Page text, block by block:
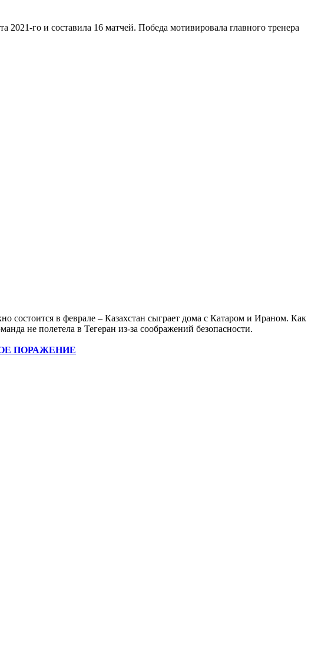
го и составила 16 матчей. Победа мотивировала главного тренера
в феврале – Казахстан сыграет дома с Катаром и Ираном. Как
не полетела в Тегеран из-за соображений безопасности.
ПОРАЖЕНИЕ